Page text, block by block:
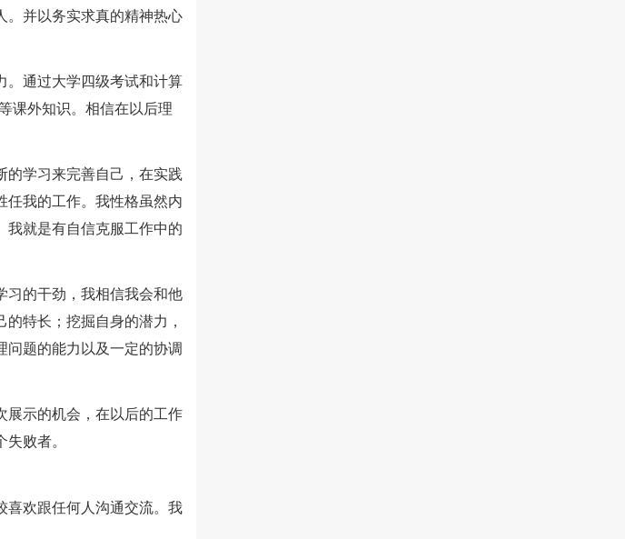
。并以务实求真的精神热心
通过大学四级考试和计算
课外知识。相信在以后理
学习来完善自己，在实践
任我的工作。我性格虽然内
我就是有自信克服工作中的
的干劲，我相信我会和他
特长；挖掘自身的潜力，
问题的能力以及一定的协调
示的机会，在以后的工作
败者。
欢跟任何人沟通交流。我